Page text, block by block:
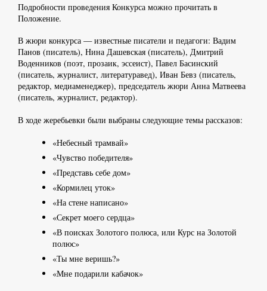
Подробности проведения Конкурса можно прочитать в
Положение.
В жюри конкурса — известные писатели и педагоги: Вадим
Панов (писатель), Нина Дашевская (писатель), Дмитрий
Воденников (поэт, прозаик, эссеист), Павел Басинский
(писатель, журналист, литературавед), Иван Бевз (писатель,
редактор, медиаменеджер), председатель жюри Анна Матвеева
(писатель, журналист, редактор).
В ходе жеребьевки были выбраны следующие темы рассказов:
«Небесный трамвай»
«Чувство победителя»
«Представь себе дом»
«Кормилец уток»
«На стене написано»
«Секрет моего сердца»
«В поисках Золотого полюса, или Курс на Золотой
полюс»
«Ты мне веришь?»
«Мне подарили кабачок»